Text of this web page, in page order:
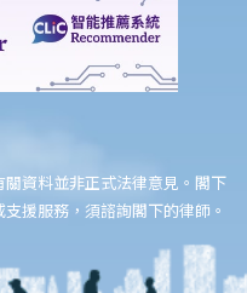
神上無行為能力時處理我的財
西，可讓我委託一位受權人，
以處理我的財政事務。這個主
認委託，然後簽名，或許再找
資料並非正式法律意見。閣下
援服務，須諮詢閣下的律師。